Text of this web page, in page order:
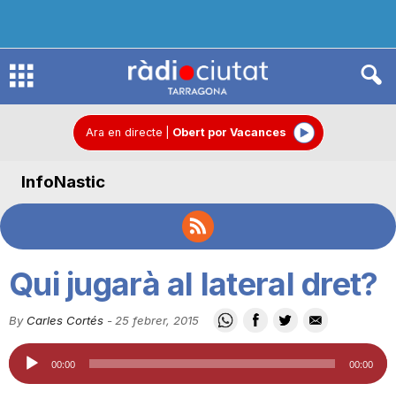
R
d
C
Ara en directe Obert por Vacances
InfoNastic
Qui jugarà al lateral dret?
By Carles Cortés - 25 febrer, 2015
Reproductor
d'àudio
00:00 00:00